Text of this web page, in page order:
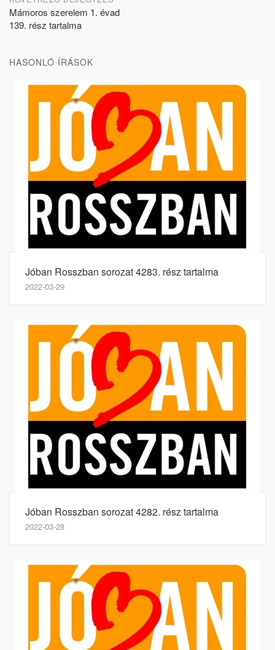
Mámoros szerelem 1. évad
139. rész tartalma
HASONLÓ ÍRÁSOK
Jóban Rosszban sorozat 4283. rész tartalma
2022-03-29
Jóban Rosszban sorozat 4282. rész tartalma
2022-03-28